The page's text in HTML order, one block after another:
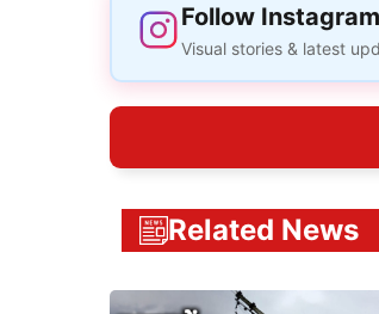
Follow Instagram
Visual stories & latest
Related News